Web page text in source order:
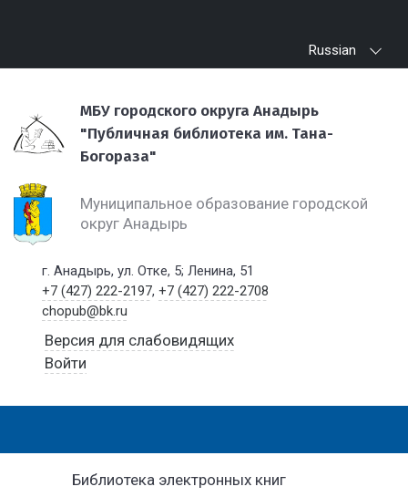
Russian
МБУ городского округа Анадырь
"Публичная библиотека им. Тана-
Богораза"
Муниципальное образование городской
округ Анадырь
г. Анадырь, ул. Отке, 5; Ленина, 51
+7 (427) 222-2197,+7 (427) 222-2708
chopub@bk.ru
Версия для слабовидящих
Войти
Библиотека электронных книг